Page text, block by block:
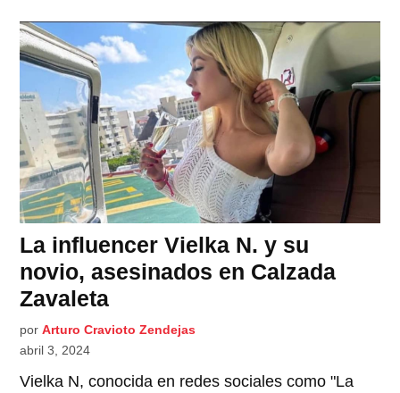
La influencer Vielka N. y su
novio, asesinados en Calzada
Zavaleta
por Arturo Cravioto Zendejas
abril 3, 2024
Vielka N, conocida en redes sociales como "La